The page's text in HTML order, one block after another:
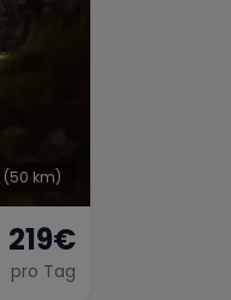
(50 km)
219€
pro Tag